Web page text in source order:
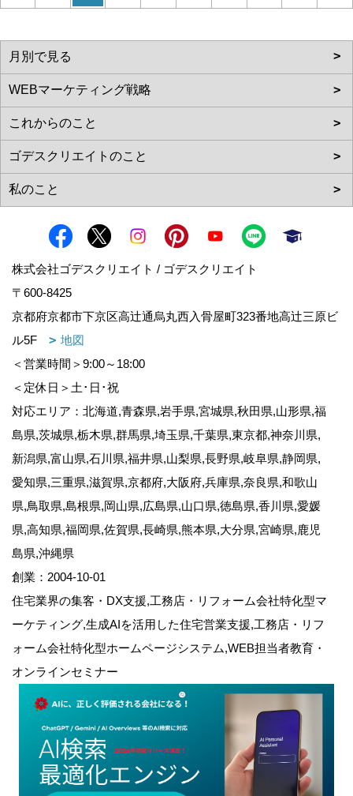
株式会社ゴデスクリエイト / ゴデスクリエイト
〒600-8425
京都府京都市下京区高辻通烏丸西入骨屋町323番地高辻三原ビ
ル5F
地図
＜営業時間＞9:00～18:00
＜定休日＞土･日･祝
対応エリア：北海道,青森県,岩手県,宮城県,秋田県,山形県,福
島県,茨城県,栃木県,群馬県,埼玉県,千葉県,東京都,神奈川県,
新潟県,富山県,石川県,福井県,山梨県,長野県,岐阜県,静岡県,
愛知県,三重県,滋賀県,京都府,大阪府,兵庫県,奈良県,和歌山
県,鳥取県,島根県,岡山県,広島県,山口県,徳島県,香川県,愛媛
県,高知県,福岡県,佐賀県,長崎県,熊本県,大分県,宮崎県,鹿児
島県,沖縄県
創業：2004-10-01
住宅業界の集客・DX支援,工務店・リフォーム会社特化型マ
ーケティング,生成AIを活用した住宅営業支援,工務店・リフ
ォーム会社特化型ホームページシステム,WEB担当者教育・
オンラインセミナー